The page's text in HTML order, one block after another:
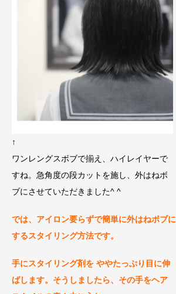
↑
ワンレングスボブで揃え、ハイレイヤーで
すね。急角度の段カットを施し、外はねボ
ブにさせていただきました^ ^
では、アイロン要らずで簡単に外はねボブに
するスタイリング方法です。
手にスタイリング剤を ややたっぷり目に伸
ばします。 そうしましたら、その手をヘア